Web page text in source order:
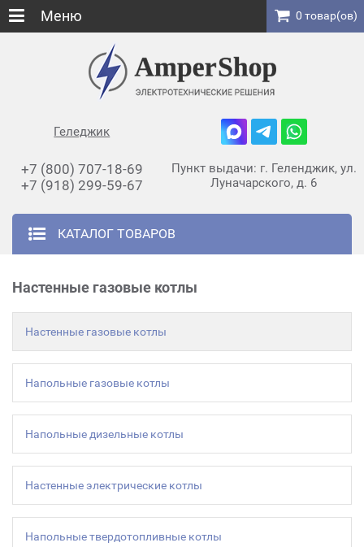
Геледжик
+7 (800) 707-18-69
+7 (918) 299-59-67
Пункт выдачи: г. Геленджик, ул.
Луначарского, д. 6
КАТАЛОГ ТОВАРОВ
Меню 0 товар(ов)
Настенные газовые котлы
Настенные газовые котлы
Напольные газовые котлы
Напольные дизельные котлы
Настенные электрические котлы
Напольные твердотопливные котлы